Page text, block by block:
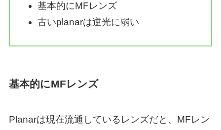
基本的にMFレンズ
古いplanarは逆光に弱い
基本的にMFレンズ
Planarは現在流通しているレンズだと、MFレン